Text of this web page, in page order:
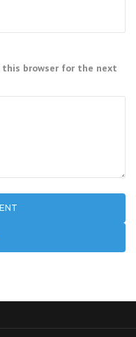
this browser for the next